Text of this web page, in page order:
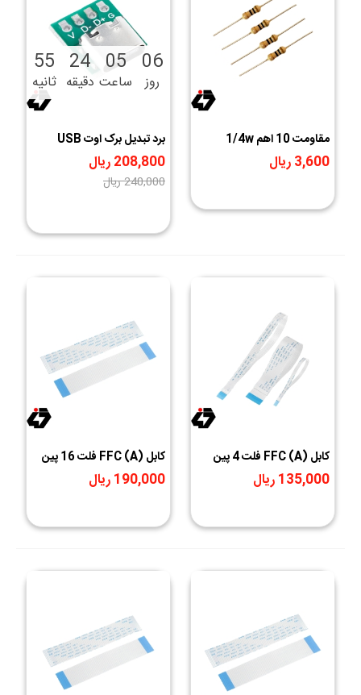
مقاومت 10 اهم 1/4w
3,600 ریال
06
روز
05
ساعت
24
دقیقه
54
ثانیه
برد تبدیل برک اوت USB
Type-C مادگی
208,800 ریال
240,000 ریال
کابل (A) FFC فلت 4 پين
1mm طول 10cm
135,000 ریال
کابل (A) FFC فلت 16 پين
1mm طول 4cm
190,000 ریال